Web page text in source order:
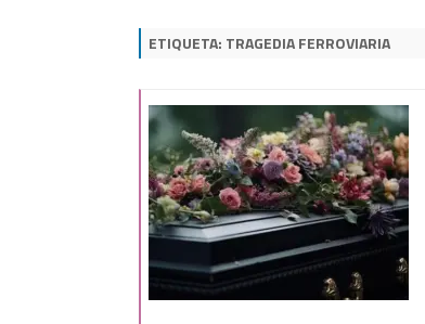
ETIQUETA: TRAGEDIA FERROVIARIA